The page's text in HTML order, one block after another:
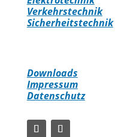
Verkehrstechnik
Sicherheitstechnik
Downloads
Impressum
Datenschutz